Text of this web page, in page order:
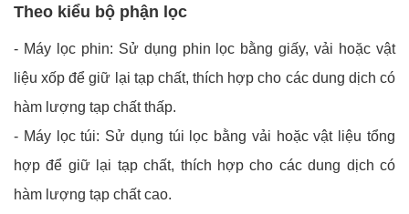
Theo kiểu bộ phận lọc
- Máy lọc phin: Sử dụng phin lọc bằng giấy, vải hoặc vật
liệu xốp để giữ lại tạp chất, thích hợp cho các dung dịch có
hàm lượng tạp chất thấp.
- Máy lọc túi: Sử dụng túi lọc bằng vải hoặc vật liệu tổng
hợp để giữ lại tạp chất, thích hợp cho các dung dịch có
hàm lượng tạp chất cao.